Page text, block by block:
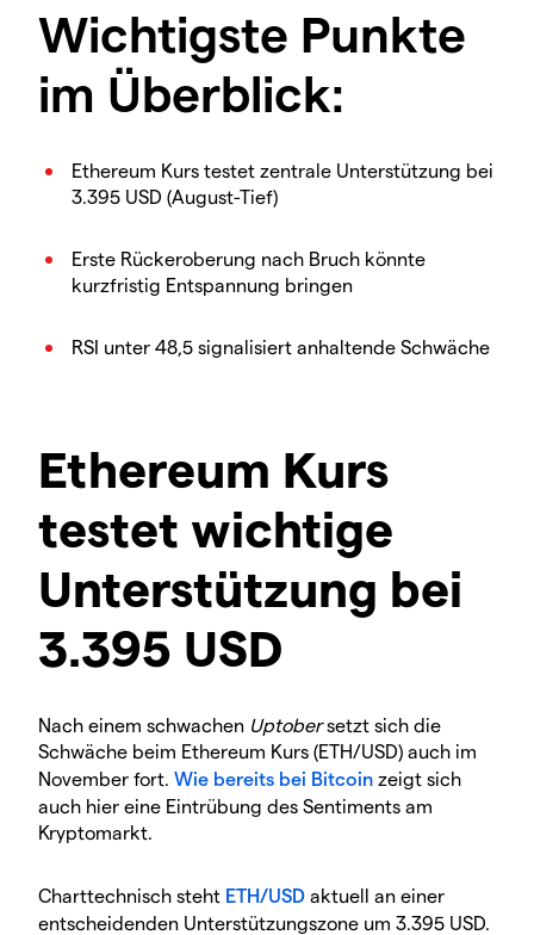
Wichtigste Punkte
im Überblick:
Ethereum Kurs testet zentrale Unterstützung bei
3.395 USD (August-Tief)
Erste Rückeroberung nach Bruch könnte
kurzfristig Entspannung bringen
RSI unter 48,5 signalisiert anhaltende Schwäche
Ethereum Kurs
testet wichtige
Unterstützung bei
3.395 USD
Nach einem schwachen Uptobersetzt sich die
Schwäche beim Ethereum Kurs (ETH/USD) auch im
November fort. Wie bereits bei Bitcoin zeigt sich
auch hier eine Eintrübung des Sentiments am
Kryptomarkt.
Charttechnisch steht ETH/USD aktuell an einer
entscheidenden Unterstützungszone um 3.395 USD.